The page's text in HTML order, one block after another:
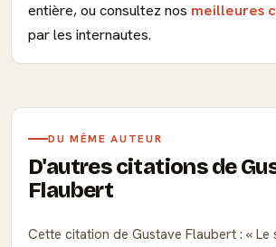
entière, ou consultez nos meilleures
par les internautes.
DU MÊME AUTEUR
D'autres citations de
Flaubert
Cette citation de Gustave Flaubert :
Le